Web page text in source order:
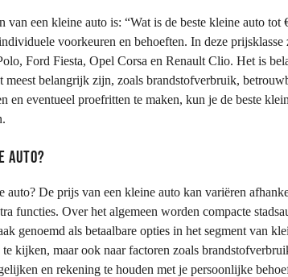
van een kleine auto is: “Wat is de beste kleine auto
voorkeuren en behoeften. In deze
Ford Fiesta, Opel Corsa en Renault Clio. Het is
meest belangrijk zijn, zoals brandstofverbruik,
en eventueel proefritten te maken, kun je de beste
auto?
auto? De prijs van een kleine auto kan variëren
functies. Over het algemeen worden compacte
genoemd als betaalbare opties in het segment van
kijken, maar ook naar factoren zoals
en rekening te houden met je persoonlijke